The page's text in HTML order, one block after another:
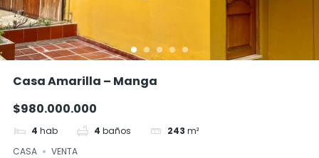
Casa Amarilla – Manga
$980.000.000
4 hab 4 baños 243 m²
CASA
VENTA